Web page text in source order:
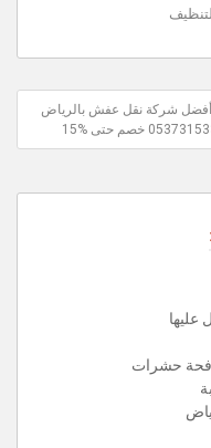
أفضل شركة نقل عفش بالرياض
خصم حتى %15
عليها
حشرات